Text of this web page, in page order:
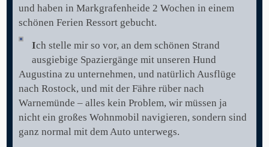
und haben in Markgrafenheide 2 Wochen in einem
schönen Ferien Ressort gebucht.
Ich stelle mir so vor, an dem schönen Strand
ausgiebige Spaziergänge mit unseren Hund
Augustina zu unternehmen, und natürlich Ausflüge
nach Rostock, und mit der Fähre rüber nach
Warnemünde – alles kein Problem, wir müssen ja
nicht ein großes Wohnmobil navigieren, sondern sind
ganz normal mit dem Auto unterwegs.